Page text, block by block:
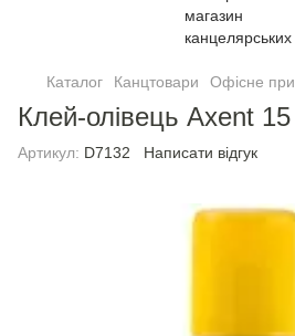
Каталог Канцтовари Офісне
Клей-олiвець Axent
Артикул: D7132 Написати відгук